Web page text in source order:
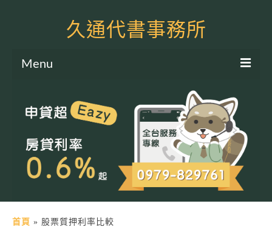
久通代書事務所
Menu
土地二胎申貸
房屋二胎申貸
軍公教貸款
土地貸款
首頁 » 股票質押利率比較